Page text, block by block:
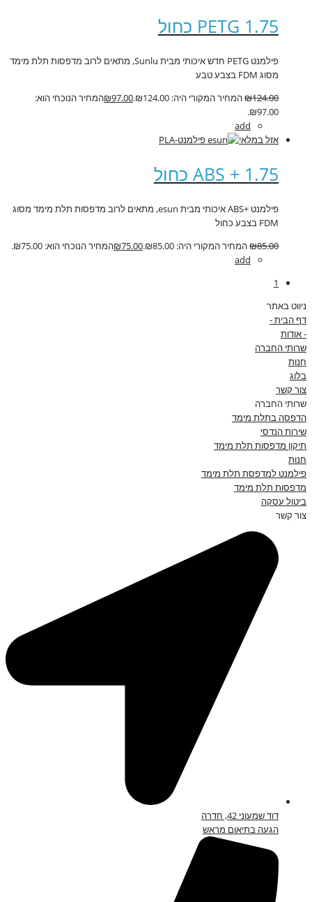
PETG 1.75 כחול
פילמנט PETG חדש איכותי מבית Sunlu, מתאים לרוב מדפסות תלת מימד
מסוג FDM בצבע טבע
₪124.00 המחיר המקורי היה: ₪124.00. ₪97.00
המחיר הנוכחי הוא:
₪97.00.
add
אזל במלאי
ABS + 1.75 כחול
פילמנט +ABS איכותי מבית esun, מתאים לרוב מדפסות תלת מימד מסוג
FDM בצבע כחול
₪85.00 המחיר המקורי היה: ₪85.00. ₪75.00
המחיר הנוכחי הוא: ₪75.00.
add
1
ניווט באתר
דף הבית -
- אודות
שרותי החברה
חנות
בלוג
צור קשר
שרותי החברה
הדפסה בתלת מימד
שירות הנדסי
תיקון מדפסות תלת מימד
חנות
פילמנט למדפסת תלת מימד
מדפסות תלת מימד
ביטול עסקה
צור קשר
דוד שמעוני 42, חדרה
הגעה בתיאום מראש